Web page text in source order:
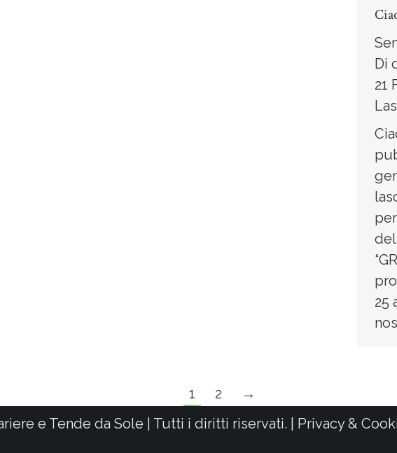
Di
21
25
1 2
→
e Tende da Sole | Tutti i diritti riservati. |
Privacy &